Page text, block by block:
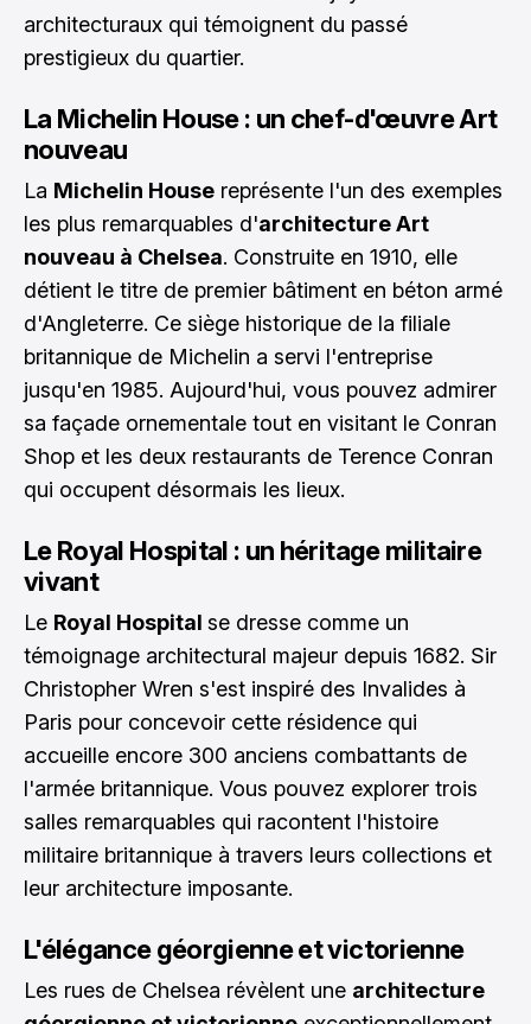
architecturaux qui témoignent du passé
prestigieux du quartier.
La Michelin House : un chef-d'œuvre Art
nouveau
La Michelin House représente l'un des exemples
les plus remarquables d'architecture Art
nouveau à Chelsea. Construite en 1910, elle
détient le titre de premier bâtiment en béton armé
d'Angleterre. Ce siège historique de la filiale
britannique de Michelin a servi l'entreprise
jusqu'en 1985. Aujourd'hui, vous pouvez admirer
sa façade ornementale tout en visitant le Conran
Shop et les deux restaurants de Terence Conran
qui occupent désormais les lieux.
Le Royal Hospital : un héritage militaire
vivant
Le Royal Hospital se dresse comme un
témoignage architectural majeur depuis 1682. Sir
Christopher Wren s'est inspiré des Invalides à
Paris pour concevoir cette résidence qui
accueille encore 300 anciens combattants de
l'armée britannique. Vous pouvez explorer trois
salles remarquables qui racontent l'histoire
militaire britannique à travers leurs collections et
leur architecture imposante.
L'élégance géorgienne et victorienne
Les rues de Chelsea révèlent une architecture